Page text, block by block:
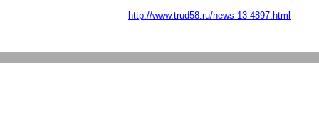
http://www.trud58.ru/news-13-4897.html